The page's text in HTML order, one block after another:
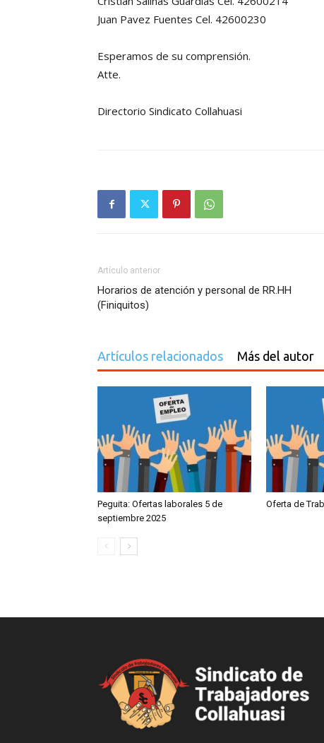
Juan Pavez Fuentes Cel. 42600230
Esperamos de su comprensión.
Atte.
Directorio Sindicato Collahuasi
Artículo anterior
Horarios de atención y personal de RR.HH
(Finiquitos)
Artículos relacionados Más del autor
Peguita: Ofertas laborales 5 de
septiembre 2025
Oferta de